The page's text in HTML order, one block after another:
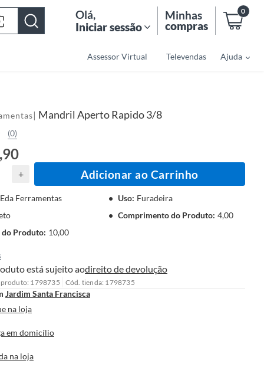
Olá,
Iniciar sessão
Minhas
compras
0
Assessor Virtual Televendas Ajuda
| Mandril Aperto Rapido 3/8
(0)
+ Adicionar ao Carrinho
Eda Ferramentas Uso: Furadeira
Comprimento do Produto: 4,00
do Produto: 10,00
está sujeito aodireito de devolução
1798735 Cód. tienda: 1798735
Jardim Santa Francisca
na loja
em domicílio
na loja